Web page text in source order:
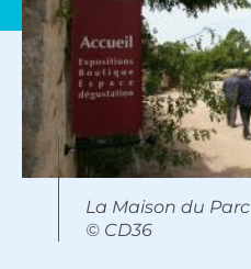
La Maison du Parc
© CD36